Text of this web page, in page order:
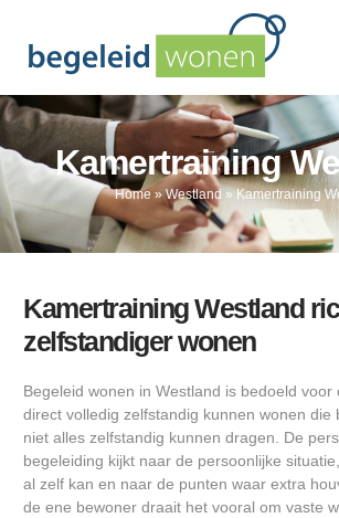
Kamertraining
Home »Westland »Kamertraining
Kamertraining Westland
zelfstandiger wonen
Begeleid wonen in Westland is bedoeld voor
direct volledig zelfstandig kunnen wonen die
niet alles zelfstandig kunnen dragen. De
begeleiding kijkt naar de persoonlijke
al zelf kan en naar de punten waar extra
de ene bewoner draait het vooral om vaste